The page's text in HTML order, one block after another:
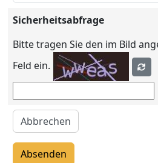
Sicherheitsabfrage
Bitte tragen Sie den im Bild
Feld ein.
Abbrechen
Absenden